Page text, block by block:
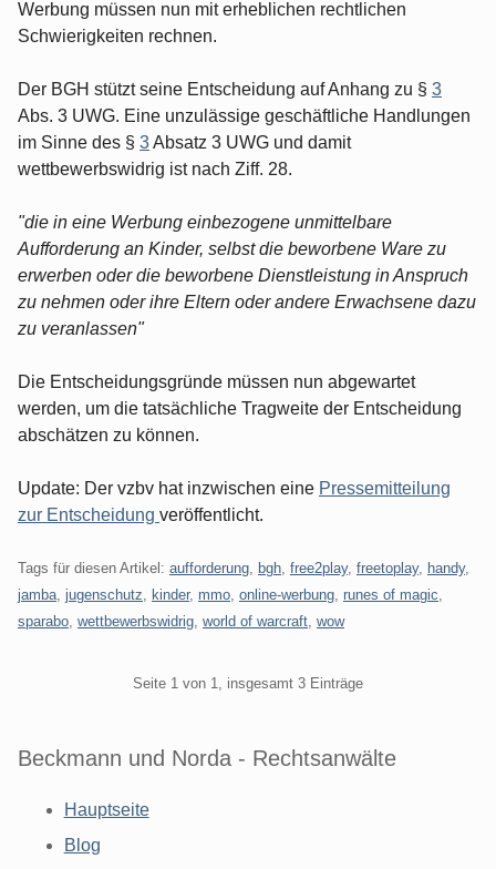
Werbung müssen nun mit erheblichen rechtlichen
Schwierigkeiten rechnen.
Der BGH stützt seine Entscheidung auf Anhang zu § 3
Abs. 3 UWG. Eine unzulässige geschäftliche Handlungen
im Sinne des § 3Absatz 3 UWG und damit
wettbewerbswidrig ist nach Ziff. 28.
"die in eine Werbung einbezogene unmittelbare
Aufforderung an Kinder, selbst die beworbene Ware zu
erwerben oder die beworbene Dienstleistung in Anspruch
zu nehmen oder ihre Eltern oder andere Erwachsene dazu
zu veranlassen"
Die Entscheidungsgründe müssen nun abgewartet
werden, um die tatsächliche Tragweite der Entscheidung
abschätzen zu können.
Update: Der vzbv hat inzwischen eine Pressemitteilung
zur Entscheidung veröffentlicht.
Tags für diesen Artikel: aufforderung bgh free2play, freetoplay, handy,
jamba jugenschutz kinder, mmo online-werbung runes of magic
sparabo wettbewerbswidrig world of warcraft wow
Seite 1 von 1, insgesamt 3 Einträge
Beckmann und Norda - Rechtsanwälte
Hauptseite
Blog